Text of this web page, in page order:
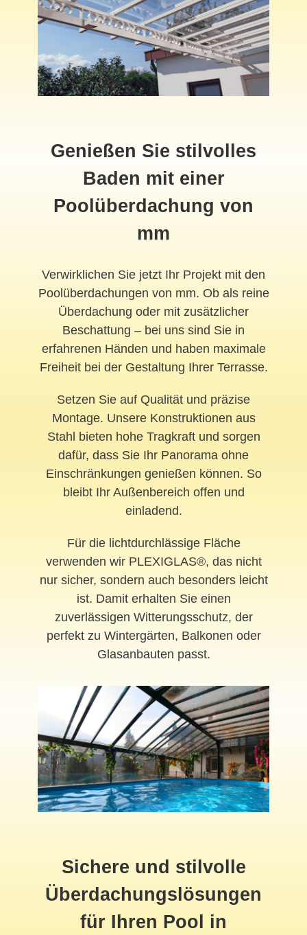
Genießen Sie stilvolles
Baden mit einer
Poolüberdachung von
mm
Verwirklichen Sie jetzt Ihr Projekt mit den
Poolüberdachungen von mm. Ob als reine
Überdachung oder mit zusätzlicher
Beschattung – bei uns sind Sie in
erfahrenen Händen und haben maximale
Freiheit bei der Gestaltung Ihrer Terrasse.
Setzen Sie auf Qualität und präzise
Montage. Unsere Konstruktionen aus
Stahl bieten hohe Tragkraft und sorgen
dafür, dass Sie Ihr Panorama ohne
Einschränkungen genießen können. So
bleibt Ihr Außenbereich offen und
einladend.
Für die lichtdurchlässige Fläche
verwenden wir PLEXIGLAS®, das nicht
nur sicher, sondern auch besonders leicht
ist. Damit erhalten Sie einen
zuverlässigen Witterungsschutz, der
perfekt zu Wintergärten, Balkonen oder
Glasanbauten passt.
Sichere und stilvolle
Überdachungslösungen
für Ihren Pool in